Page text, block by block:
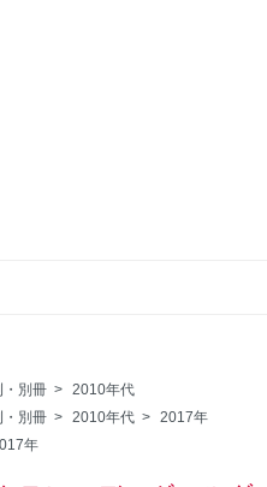
・別冊 > 2010年代
・別冊 > 2010年代 > 2017年
年